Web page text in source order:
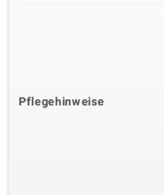
Pflegehinweise